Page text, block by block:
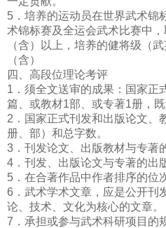
5．培养的运动员在世界武术锦
术锦标赛及全运会武术比赛中
（含）以上，培养的健将级（
（含）
四、高段位理论考评
1．须全文送审的成果：国家正
篇、或教材1部、或专著1册，既
2．国家正式刊发和出版论文、
册、部）和总字数。
3．刊发论文、出版教材与专著
4．刊发、出版论文与专著的出
5．在合著作品中作者排序的位
6．武术学术文章，应是公开刊
论、技术、文化为核心的文章。
7．承担或参与武术科研项目的